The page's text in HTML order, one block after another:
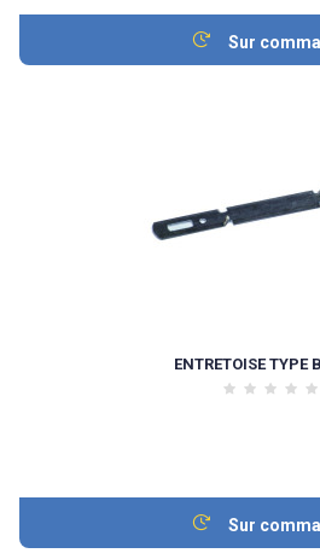
Sur
ENTRETOISE TYPE
Sur